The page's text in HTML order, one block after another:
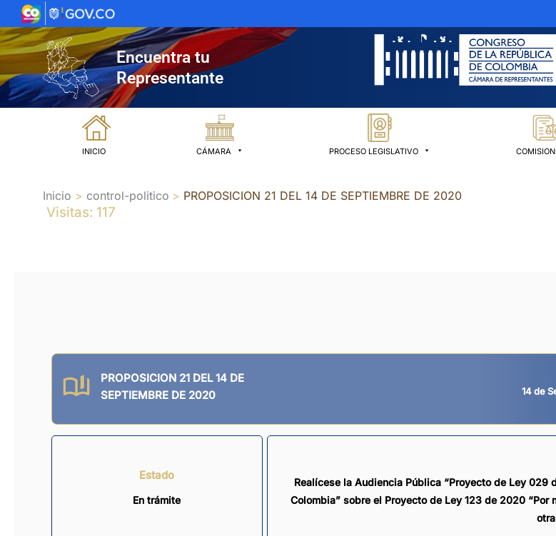
al
contenido
Encuentra tu
Representante
INICIO CÁMARA PROCESO LEGISLATIVO
Inicio control-politico PROPOSICION 21 DEL 14 DE SEPTIEMBRE DE 2020
Visitas: 117
PROPOSICION 21 DEL 14 DE
SEPTIEMBRE DE 2020
14 de
Estado
En trámite
Realícese la Audiencia Pública “Proyecto de Ley
Colombia” sobre el Proyecto de Ley 123 de 2020